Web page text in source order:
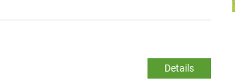
Details